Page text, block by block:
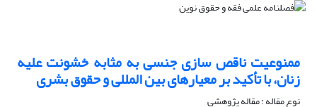
ممنوعیت ناقص سازی جنسی به مثابه خشونت علیه
زنان، با تأکید بر معیارهای بین المللی و حقوق بشری
نوع مقاله : مقاله پژوهشی